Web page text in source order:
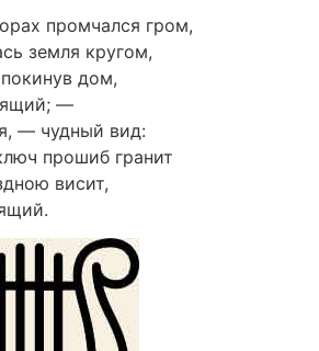
промчался гром,
земля кругом,
дом,
—
— чудный вид:
прошиб гранит
висит,